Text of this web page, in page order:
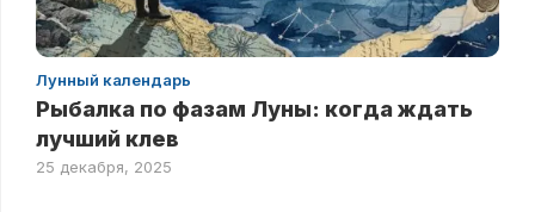
Лунный календарь
Рыбалка по фазам Луны: когда ждать
лучший клев
25 декабря, 2025